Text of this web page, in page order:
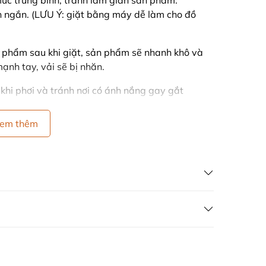
(LƯU Ý: giặt bằng máy dễ làm cho đồ
sau khi giặt, sản phẩm sẽ nhanh khô và
tay, vải sẽ bị nhăn.
phơi và tránh nơi có ánh nắng gay gắt
chất liệu vải khi giặt.
thêm